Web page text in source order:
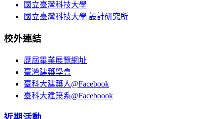
國立臺灣科技大學
國立臺灣科技大學 設計研究所
校外連結
歷屆畢業展覽網址
臺灣建築學會
臺科大建築人@Facebook
臺科大建築系@Faceboook